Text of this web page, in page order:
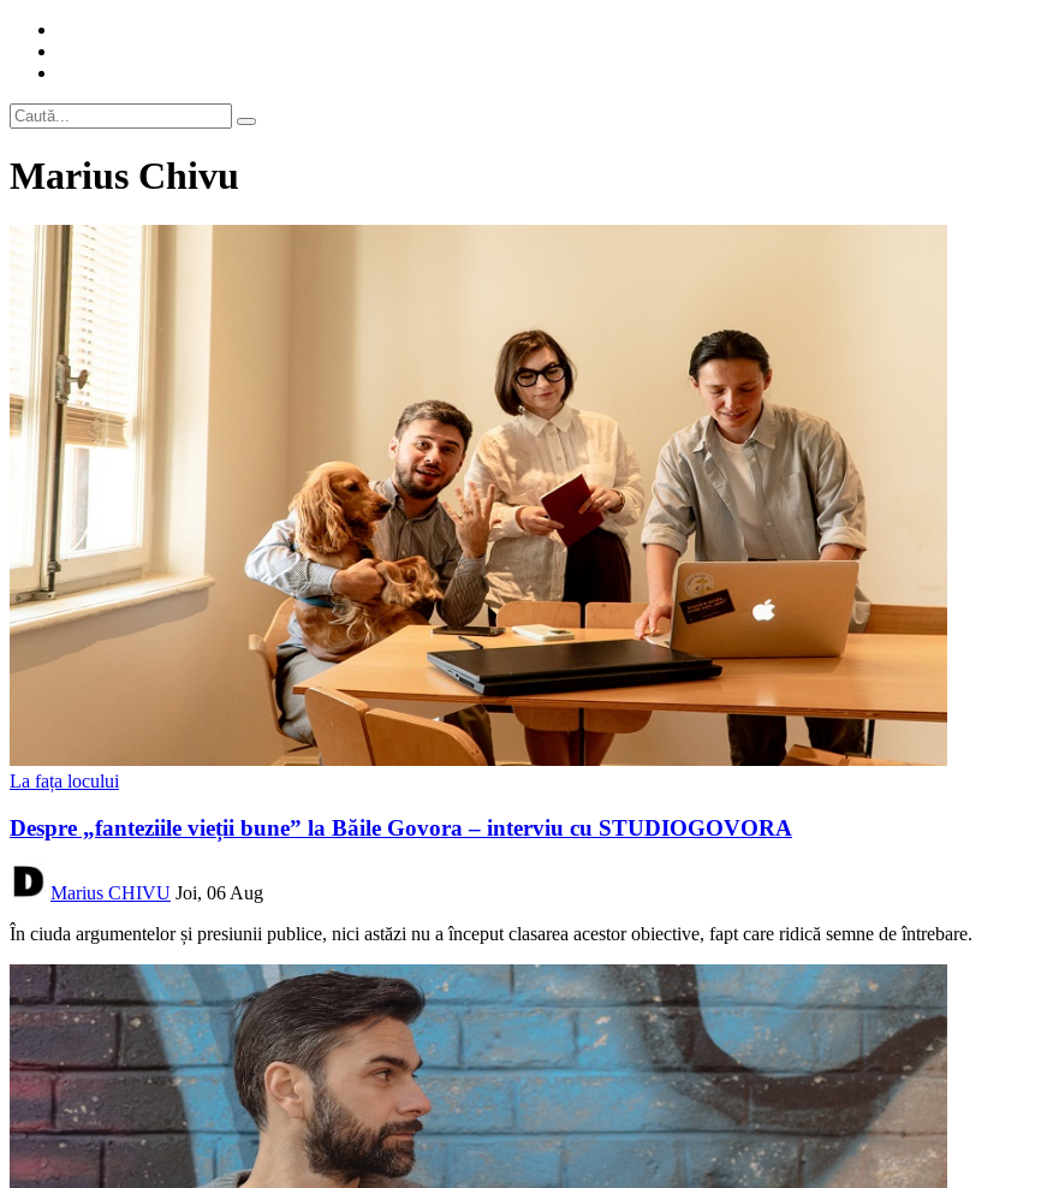
Marius Chivu
La fața locului
Despre „fanteziile vieții bune” la Băile Govora – interviu cu STUDIOGOVORA
Marius CHIVU Joi, 06 Aug
În ciuda argumentelor și presiunii publice, nici astăzi nu a început clasarea acestor obiective, fapt care ridică semne de întrebare.